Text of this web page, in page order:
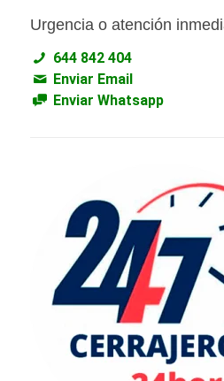
Urgencia o atención
644 842 404
Enviar Email
Enviar Whatsapp